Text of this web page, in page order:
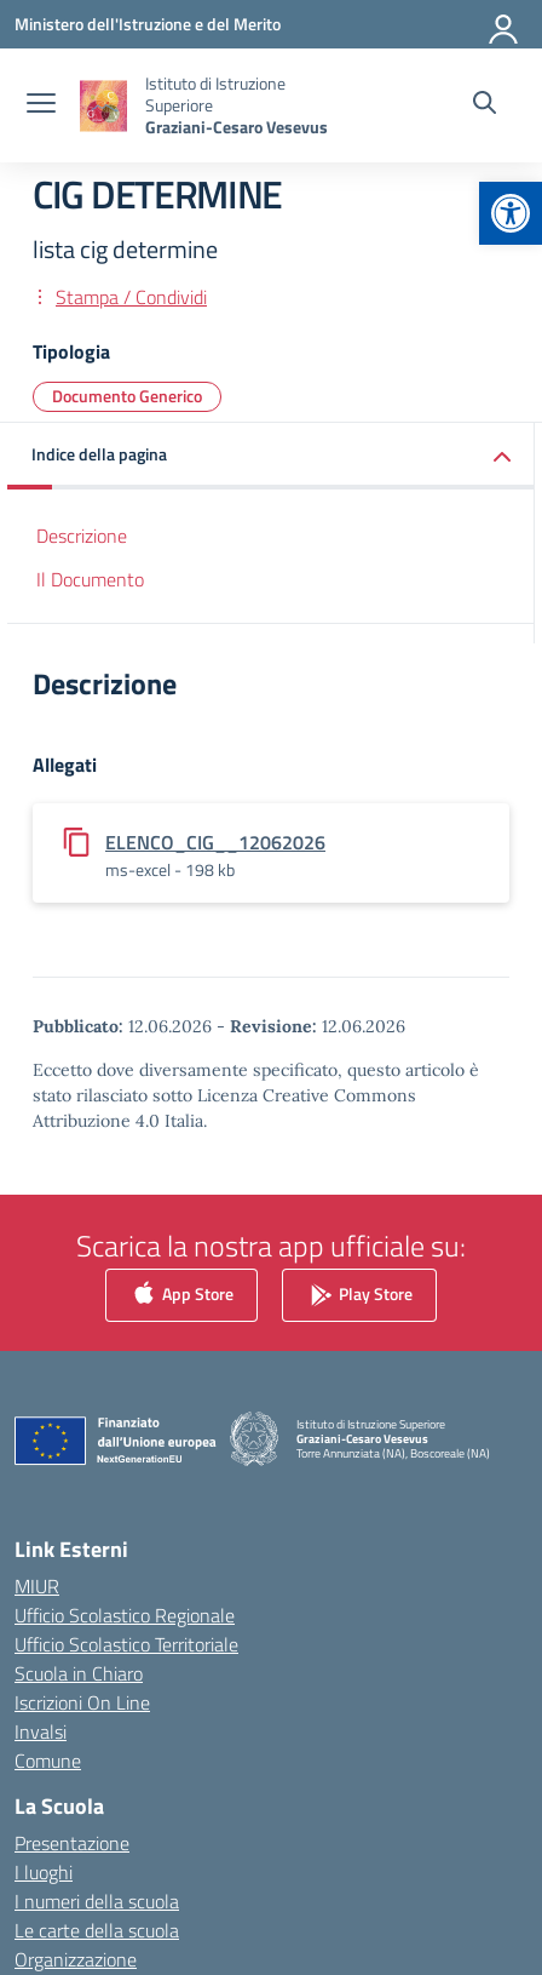
Vai ai contenuti
Vai al menu di navigazione
Vai al footer
Ministero dell'Istruzione e del Merito
Istituto di Istruzione
Superiore
Graziani-Cesaro Vesevus
CIG DETERMINE
lista cig determine
Stampa / Condividi
Tipologia
Documento Generico
Indice della pagina
Descrizione
Il Documento
Descrizione
Allegati
ELENCO_CIG__12062026
ms-excel - 198 kb
Pubblicato: 12.06.2026 - Revisione: 12.06.2026
Eccetto dove diversamente specificato, questo articolo è
stato rilasciato sotto Licenza Creative Commons
Attribuzione 4.0 Italia.
Scarica la nostra app ufficiale su:
App Store Play Store
Istituto di Istruzione Superiore
Graziani-Cesaro Vesevus
Torre Annunziata (NA), Boscoreale (NA)
Link Esterni
MIUR
Ufficio Scolastico Regionale
Ufficio Scolastico Territoriale
Scuola in Chiaro
Iscrizioni On Line
Invalsi
Comune
La Scuola
Presentazione
I luoghi
I numeri della scuola
Le carte della scuola
Organizzazione